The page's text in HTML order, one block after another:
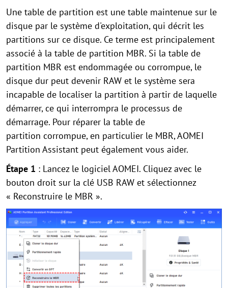
Une table de partition est une table maintenue sur le
disque par le système d'exploitation, qui décrit les
partitions sur ce disque. Ce terme est principalement
associé à la table de partition MBR. Si la table de
partition MBR est endommagée ou corrompue, le
disque dur peut devenir RAW et le système sera
incapable de localiser la partition à partir de laquelle
démarrer, ce qui interrompra le processus de
démarrage. Pour réparer la table de
partition corrompue, en particulier le MBR, AOMEI
Partition Assistant peut également vous aider.
Étape 1 : Lancez le logiciel AOMEI. Cliquez avec le
bouton droit sur la clé USB RAW et sélectionnez
« Reconstruire le MBR ».